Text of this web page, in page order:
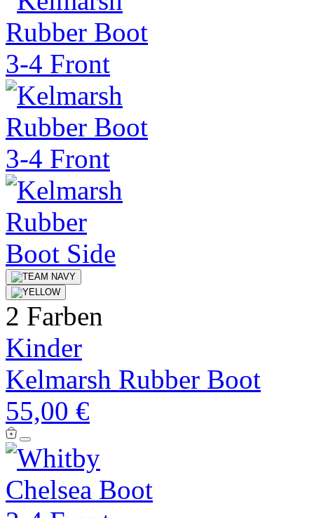
2 Farben
Kinder
Kelmarsh Rubber Boot
55,00 €